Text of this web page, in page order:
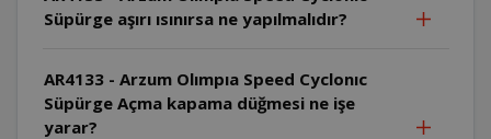
Süpürge aşırı ısınırsa ne yapılmalıdır?
AR4133 - Arzum Olımpıa Speed Cyclonıc
Süpürge Açma kapama düğmesi ne işe
yarar?